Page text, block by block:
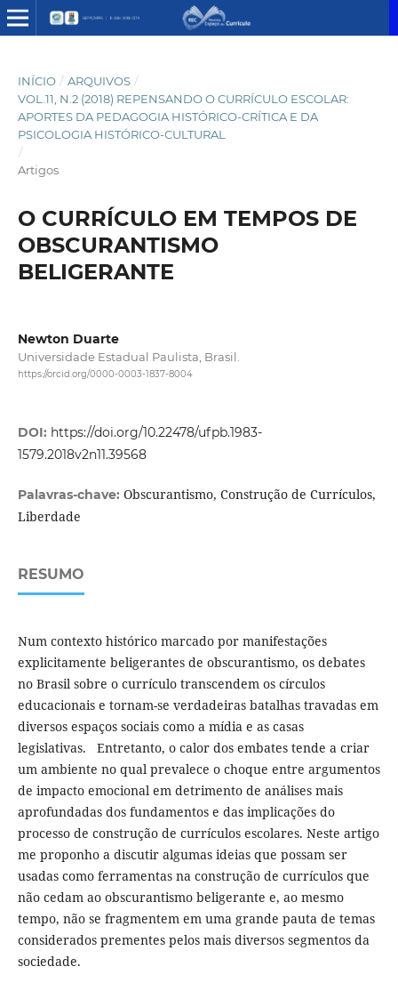
INÍCIO / ARQUIVOS /
VOL.11, N.2 (2018) REPENSANDO O CURRÍCULO ESCOLAR:
APORTES DA PEDAGOGIA HISTÓRICO-CRÍTICA E DA
PSICOLOGIA HISTÓRICO-CULTURAL
/
Artigos
O CURRÍCULO EM TEMPOS DE
OBSCURANTISMO
BELIGERANTE
Newton Duarte
Universidade Estadual Paulista, Brasil.
https://orcid.org/0000-0003-1837-8004
DOI: https://doi.org/10.22478/ufpb.1983-
1579.2018v2n11.39568
Palavras-chave: Obscurantismo, Construção de Currículos,
Liberdade
RESUMO
Num contexto histórico marcado por manifestações
explicitamente beligerantes de obscurantismo, os debates
no Brasil sobre o currículo transcendem os círculos
educacionais e tornam-se verdadeiras batalhas travadas em
diversos espaços sociais como a mídia e as casas
legislativas. Entretanto, o calor dos embates tende a criar
um ambiente no qual prevalece o choque entre argumentos
de impacto emocional em detrimento de análises mais
aprofundadas dos fundamentos e das implicações do
processo de construção de currículos escolares. Neste artigo
me proponho a discutir algumas ideias que possam ser
usadas como ferramentas na construção de currículos que
não cedam ao obscurantismo beligerante e, ao mesmo
tempo, não se fragmentem em uma grande pauta de temas
considerados prementes pelos mais diversos segmentos da
sociedade.